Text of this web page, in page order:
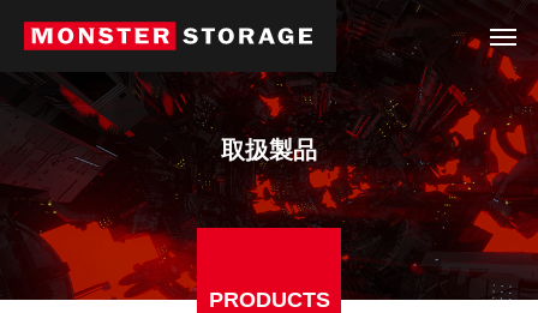
取扱製品
PRODUCTS